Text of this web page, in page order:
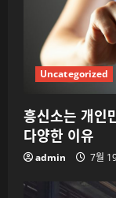
Uncategorized
흥신소는 개인
다양한 이유
admin 7월